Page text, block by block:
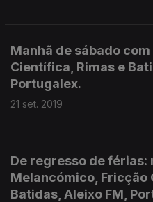
Manhã de sábado
Científica, Rimas e
Portugalex.
21 set. 2019
De regresso de férias:
Melancómico, Fricção
Batidas, Aleixo FM,